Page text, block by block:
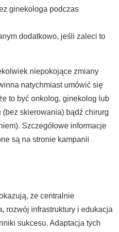
ginekologa podczas
dodatkowo, jeśli zaleci to
niepokojące zmiany
natychmiast umówić się
to być onkolog, ginekolog lub
(bez skierowania) bądź chirurg
Szczegółowe informacje
są na stronie kampanii
że centralnie
rozwój infrastruktury i edukacja
sukcesu. Adaptacja tych